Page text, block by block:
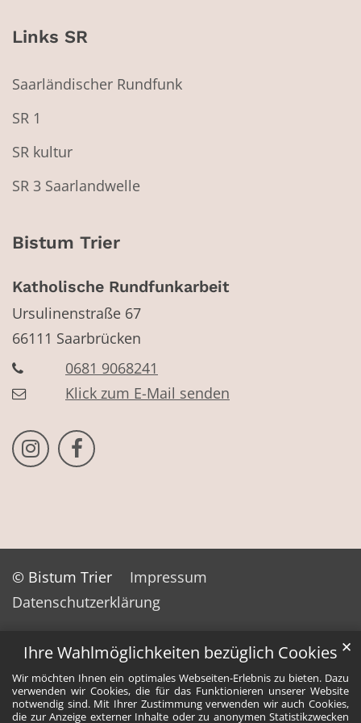
Ihre Wahlmöglichkeiten bezüglich Cookies
Wir möchten Ihnen ein optimales Webseiten-Erlebnis zu bieten. Dazu
verwenden wir Cookies, die für das Funktionieren unserer Website
notwendig sind. Mit Ihrer Zustimmung verwenden wir auch Cookies,
die zur Anzeige externer Inhalte oder zu anonymen Statistikzwecken
✕
Links SR
Saarländischer Rundfunk
SR 1
SR kultur
SR 3 Saarlandwelle
Bistum Trier
Katholische Rundfunkarbeit
Ursulinenstraße 67
66111 Saarbrücken
0681 9068241
Klick zum E-Mail senden
Bistum Trier auf Instragram
Bistum Trier auf Facebook
© Bistum Trier
Impressum
Datenschutzerklärung